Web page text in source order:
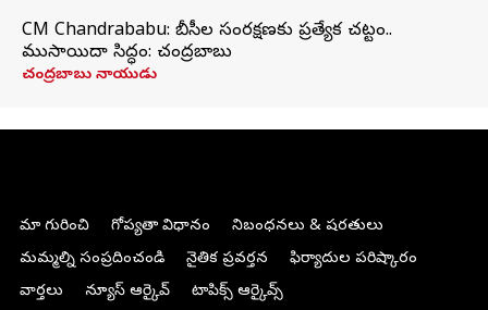
CM Chandrababu: బీసీల సంరక్షణకు ప్రత్యేక చట్టం..
ముసాయిదా సిద్ధం: చంద్రబాబు
చంద్రబాబు నాయుడు
మా గురించి గోప్యతా విధానం
నిబంధనలు & షరతులు
మమ్మల్ని సంప్రదించండి
నైతిక ప్రవర్తన
ఫిర్యాదుల పరిష్కారం
వార్తలు
న్యూస్ ఆర్కైవ్ టాపిక్స్ ఆర్కైవ్స్